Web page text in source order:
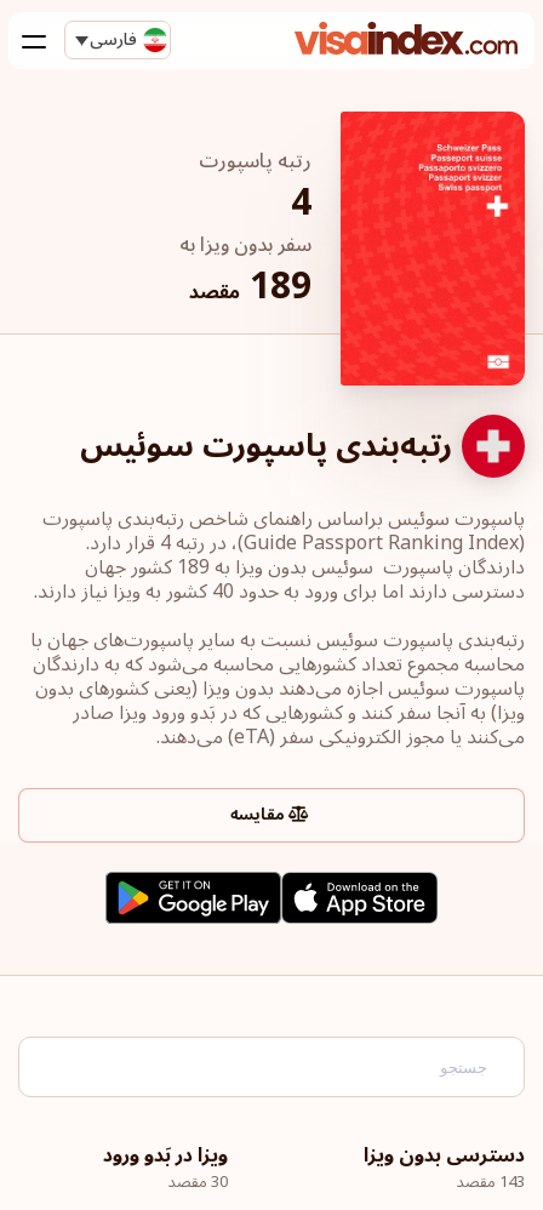
فارسی
رتبه پاسپورت
4
سفر بدون ویزا به
189 مقصد
رتبه‌بندی پاسپورت سوئیس
پاسپورت‎ سوئیس ‎براساس راهنمای شاخص رتبه‌بندی پاسپورت
‏(Guide Passport ‎Ranking Index)، در رتبه 4 قرار دارد.
دارندگان پاسپورت ‏‎ سوئیس بدون ویزا به 189 کشور جهان
رتبه‌بندی پاسپورت‎ سوئیس ‎نسبت به سایر ‏پاسپورت‌های جهان با
محاسبه مجموع تعداد کشورهایی محاسبه می‌شود که به دارندگان
پاسپورت ‎‎سوئیس ‎اجازه می‌دهند بدون ویزا (یعنی کشورهای ‏بدون
ویزا) به آنجا سفر کنند و کشورهایی که در بَدو ورود ویزا صادر
می‌کنند یا ‏مجوز الکترونیکی سفر ‏‎(eTA)‎‏ می‌دهند.
مقایسه
دسترسی بدون ویزا
143 مقصد
ویزا در بَدو ورود
30 مقصد